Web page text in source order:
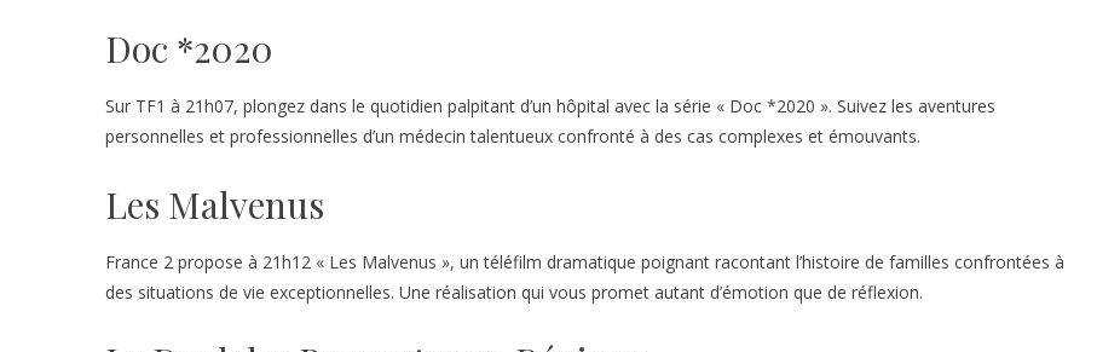
Doc *2020
Sur TF1 à 21h07, plongez dans le quotidien palpitant d’un hôpital avec la série « Doc *2020 ». Suivez les aventures
personnelles et professionnelles d’un médecin talentueux confronté à des cas complexes et émouvants.
Les Malvenus
France 2 propose à 21h12 « Les Malvenus », un téléfilm dramatique poignant racontant l’histoire de familles confrontées à
des situations de vie exceptionnelles. Une réalisation qui vous promet autant d’émotion que de réflexion.